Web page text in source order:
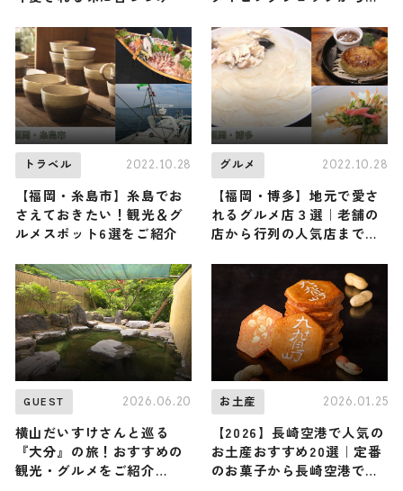
トラベル 2022.10.28
【福岡・糸島市】糸島でお
さえておきたい！観光＆グ
ルメスポット6選をご紹介
グルメ 2022.10.28
【福岡・博多】地元で愛さ
れるグルメ店３選｜老舗の
店から行列の人気店までご
GUEST 2026.06.20
横山だいすけさんと巡る
『大分』の旅！おすすめの
観光・グルメをご紹介
お土産 2026.01.25
【2026】長崎空港で人気の
お土産おすすめ20選｜定番
のお菓子から長崎空港でし